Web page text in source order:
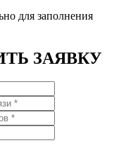
для заполнения
ЗАЯВКУ